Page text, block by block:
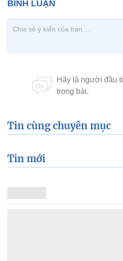
Tin cùng chuyên mục
Tin mới